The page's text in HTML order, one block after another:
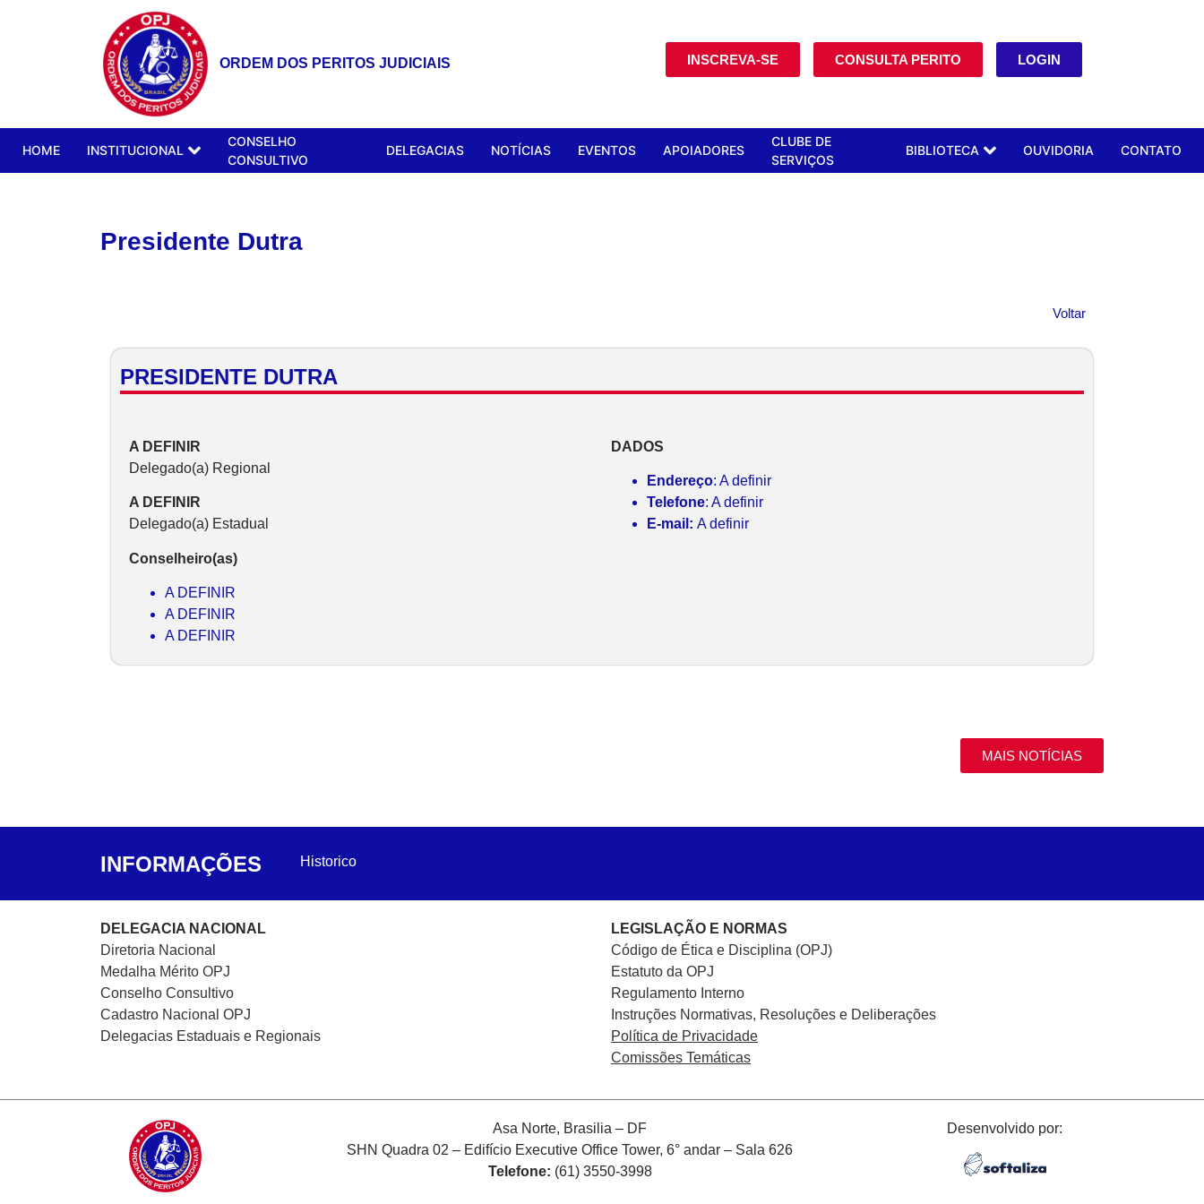
ORDEM DOS PERITOS JUDICIAIS INSCREVA-SE CONSULTA PERITO LOGIN
HOME INSTITUCIONAL
CONSELHO
CONSULTIVO
DELEGACIAS NOTÍCIAS EVENTOS APOIADORES
CLUBE DE
SERVIÇOS
BIBLIOTECA OUVIDORIA CONTATO
Presidente Dutra
Voltar
PRESIDENTE DUTRA
A DEFINIR
Delegado(a) Regional
A DEFINIR
Delegado(a) Estadual
Conselheiro(as)
A DEFINIR
A DEFINIR
A DEFINIR
DADOS
Endereço: A definir
Telefone: A definir
E-mail: A definir
MAIS NOTÍCIAS
INFORMAÇÕES Historico
DELEGACIA NACIONAL
Diretoria Nacional
Medalha Mérito OPJ
Conselho Consultivo
Cadastro Nacional OPJ
Delegacias Estaduais e Regionais
LEGISLAÇÃO E NORMAS
Código de Ética e Disciplina (OPJ)
Estatuto da OPJ
Regulamento Interno
Instruções Normativas, Resoluções e Deliberações
Política de Privacidade
Comissões Temáticas
Asa Norte, Brasilia – DF
SHN Quadra 02 – Edifício Executive Office Tower, 6° andar – Sala 626
Telefone: (61) 3550-3998
Desenvolvido por: